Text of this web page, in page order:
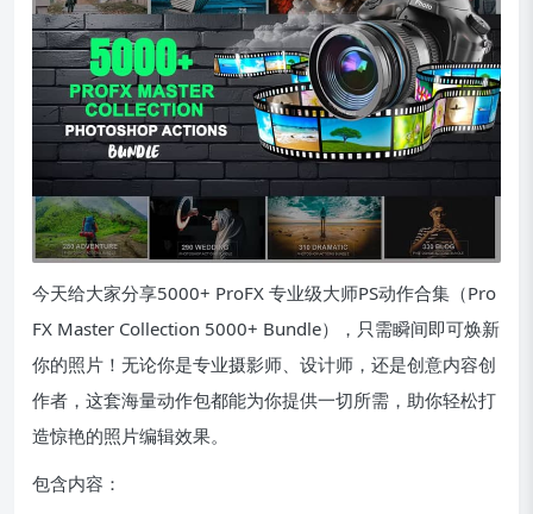
今天给大家分享5000+ ProFX 专业级大师PS动作合集（Pro
FX Master Collection 5000+ Bundle），只需瞬间即可焕新
你的照片！无论你是专业摄影师、设计师，还是创意内容创
作者，这套海量动作包都能为你提供一切所需，助你轻松打
造惊艳的照片编辑效果。
包含内容：